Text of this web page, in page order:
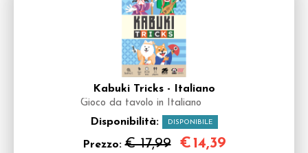
Kabuki Tricks - Italiano
Gioco da tavolo in Italiano
Disponibilità: DISPONIBILE
Prezzo:€ 17,99 €14,39